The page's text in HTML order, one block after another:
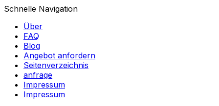
Schnelle Navigation
Über
FAQ
Blog
Angebot anfordern
Seitenverzeichnis
anfrage
Impressum
Impressum